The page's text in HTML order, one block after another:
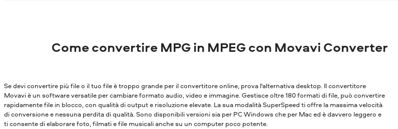
Come convertire MPG in MPEG con Movavi Converter
Se devi convertire più file o il tuo file è troppo grande per il convertitore online, prova l'alternativa desktop. Il convertitore
Movavi è un software versatile per cambiare formato audio, video e immagine. Gestisce oltre 180 formati di file, può convertire
rapidamente file in blocco, con qualità di output e risoluzione elevate. La sua modalità SuperSpeed ​​ti offre la massima velocità
di conversione e nessuna perdita di qualità. Sono disponibili versioni sia per PC Windows che per Mac ed è davvero leggero e
ti consente di elaborare foto, filmati e file musicali anche su un computer poco potente.